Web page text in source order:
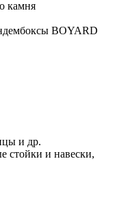
камня
BOYARD
и др.
стойки и навески,